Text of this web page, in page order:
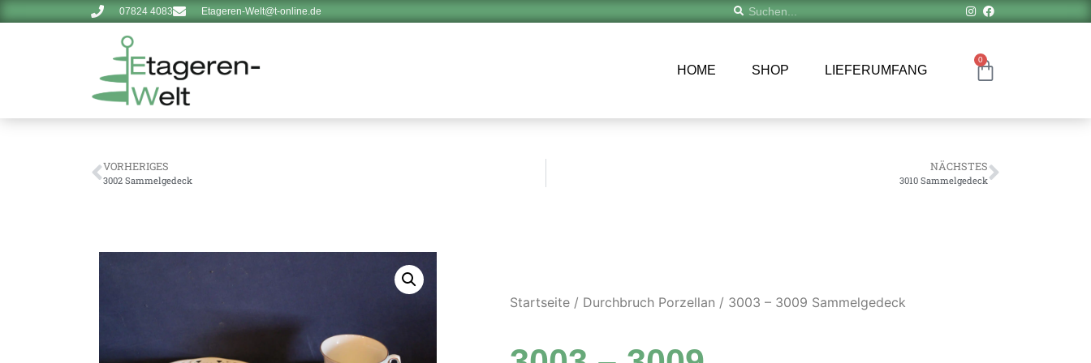
07824 4083 Etageren-Welt@t-online.de
HOME SHOP LIEFERUMFANG
0
VORHERIGES
3002 Sammelgedeck
NÄCHSTES
3010 Sammelgedeck
Startseite / Durchbruch Porzellan / 3003 – 3009 Sammelgedeck